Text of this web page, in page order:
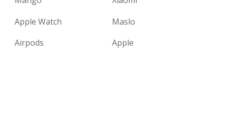
Apple Watch
Maslo
Airpods
Apple